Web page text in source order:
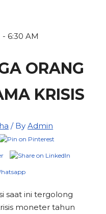
6:30 AM
ORANG
KRISIS
/ ByAdmin
saat ini tergolong
moneter tahun